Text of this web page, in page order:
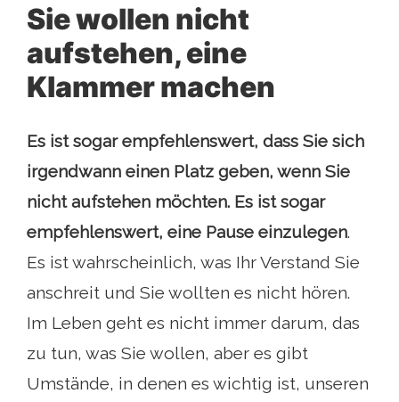
Sie wollen nicht
aufstehen, eine
Klammer machen
Es ist sogar empfehlenswert, dass Sie sich
irgendwann einen Platz geben, wenn Sie
nicht aufstehen möchten. Es ist sogar
empfehlenswert, eine Pause einzulegen.
Es ist wahrscheinlich, was Ihr Verstand Sie
anschreit und Sie wollten es nicht hören.
Im Leben geht es nicht immer darum, das
zu tun, was Sie wollen, aber es gibt
Umstände, in denen es wichtig ist, unseren